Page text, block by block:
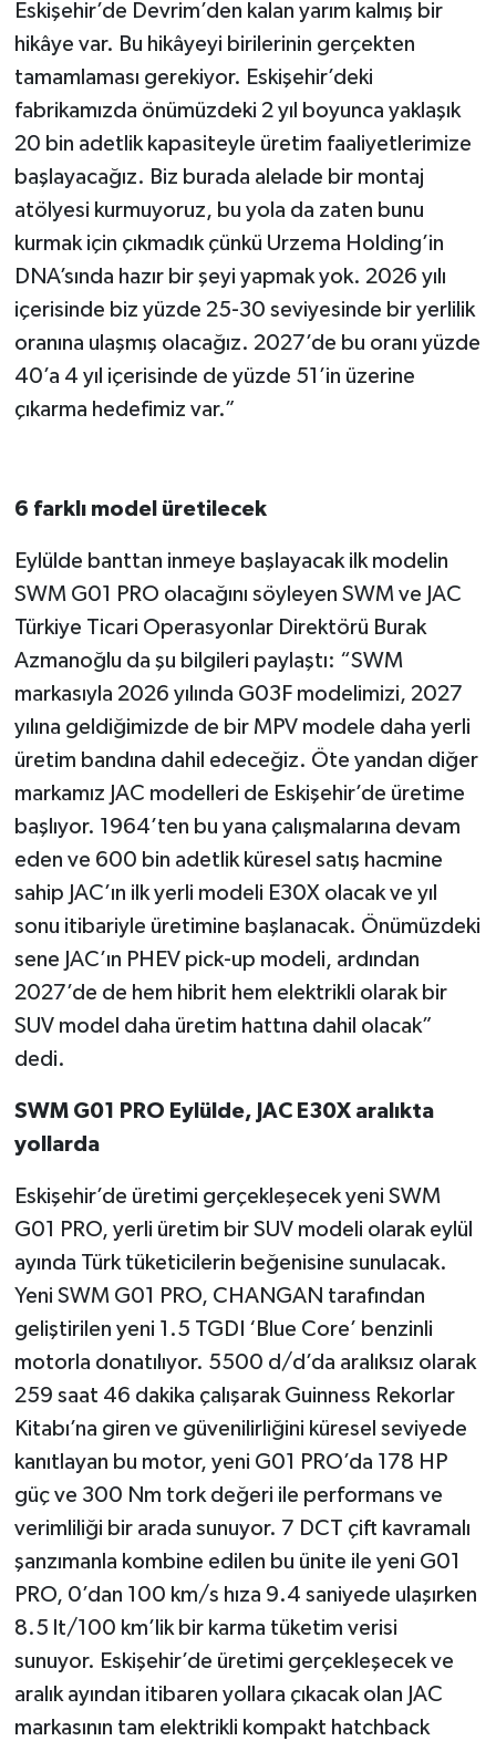
Eskişehir’de Devrim’den kalan yarım kalmış bir
hikâye var. Bu hikâyeyi birilerinin gerçekten
tamamlaması gerekiyor. Eskişehir’deki
fabrikamızda önümüzdeki 2 yıl boyunca yaklaşık
20 bin adetlik kapasiteyle üretim faaliyetlerimize
başlayacağız. Biz burada alelade bir montaj
atölyesi kurmuyoruz, bu yola da zaten bunu
kurmak için çıkmadık çünkü Urzema Holding’in
DNA’sında hazır bir şeyi yapmak yok. 2026 yılı
içerisinde biz yüzde 25-30 seviyesinde bir yerlilik
oranına ulaşmış olacağız. 2027’de bu oranı yüzde
40’a 4 yıl içerisinde de yüzde 51’in üzerine
çıkarma hedefimiz var.”
6 farklı model üretilecek
Eylülde banttan inmeye başlayacak ilk modelin
SWM G01 PRO olacağını söyleyen SWM ve JAC
Türkiye Ticari Operasyonlar Direktörü Burak
Azmanoğlu da şu bilgileri paylaştı: “SWM
markasıyla 2026 yılında G03F modelimizi, 2027
yılına geldiğimizde de bir MPV modele daha yerli
üretim bandına dahil edeceğiz. Öte yandan diğer
markamız JAC modelleri de Eskişehir’de üretime
başlıyor. 1964’ten bu yana çalışmalarına devam
eden ve 600 bin adetlik küresel satış hacmine
sahip JAC’ın ilk yerli modeli E30X olacak ve yıl
sonu itibariyle üretimine başlanacak. Önümüzdeki
sene JAC’ın PHEV pick-up modeli, ardından
2027’de de hem hibrit hem elektrikli olarak bir
SUV model daha üretim hattına dahil olacak”
dedi.
SWM G01 PRO Eylülde, JAC E30X aralıkta
yollarda
Eskişehir’de üretimi gerçekleşecek yeni SWM
G01 PRO, yerli üretim bir SUV modeli olarak eylül
ayında Türk tüketicilerin beğenisine sunulacak.
Yeni SWM G01 PRO, CHANGAN tarafından
geliştirilen yeni 1.5 TGDI ‘Blue Core’ benzinli
motorla donatılıyor. 5500 d/d’da aralıksız olarak
259 saat 46 dakika çalışarak Guinness Rekorlar
Kitabı’na giren ve güvenilirliğini küresel seviyede
kanıtlayan bu motor, yeni G01 PRO’da 178 HP
güç ve 300 Nm tork değeri ile performans ve
verimliliği bir arada sunuyor. 7 DCT çift kavramalı
şanzımanla kombine edilen bu ünite ile yeni G01
PRO, 0’dan 100 km/s hıza 9.4 saniyede ulaşırken
8.5 lt/100 km’lik bir karma tüketim verisi
sunuyor. Eskişehir’de üretimi gerçekleşecek ve
aralık ayından itibaren yollara çıkacak olan JAC
markasının tam elektrikli kompakt hatchback